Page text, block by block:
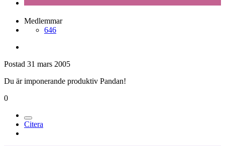
Medlemmar
646
Postad 31 mars 2005
Du är imponerande produktiv Pandan!
0
Citera